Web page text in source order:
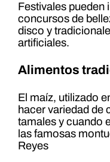
Festivales pueden
concursos de
disco y
artificiales.
Alimentos
El maíz, utilizado
hacer variedad de
tamales y cuando
las famosas
Reyes